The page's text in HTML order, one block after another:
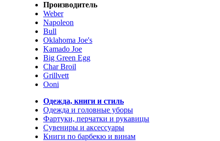
Производитель
Weber
Napoleon
Bull
Oklahoma Joe's
Kamado Joe
Big Green Egg
Char Broil
Grillvett
Ooni
Одежда, книги и стиль
Одежда и головные уборы
Фартуки, перчатки и рукавицы
Сувениры и аксессуары
Книги по барбекю и винам